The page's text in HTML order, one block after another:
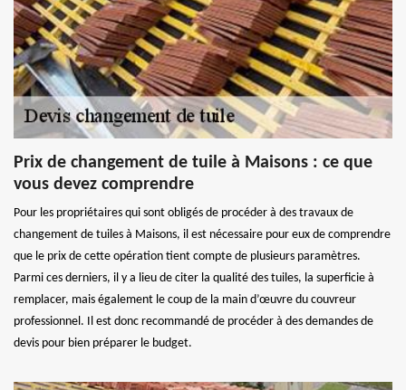
Prix de changement de tuile à Maisons : ce que
vous devez comprendre
Pour les propriétaires qui sont obligés de procéder à des travaux de
changement de tuiles à Maisons, il est nécessaire pour eux de comprendre
que le prix de cette opération tient compte de plusieurs paramètres.
Parmi ces derniers, il y a lieu de citer la qualité des tuiles, la superficie à
remplacer, mais également le coup de la main d’œuvre du couvreur
professionnel. Il est donc recommandé de procéder à des demandes de
devis pour bien préparer le budget.